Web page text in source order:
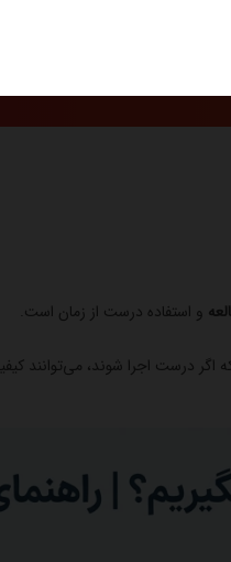
و استفاده درست از زمان است.
درست اجرا شوند، می‌توانند